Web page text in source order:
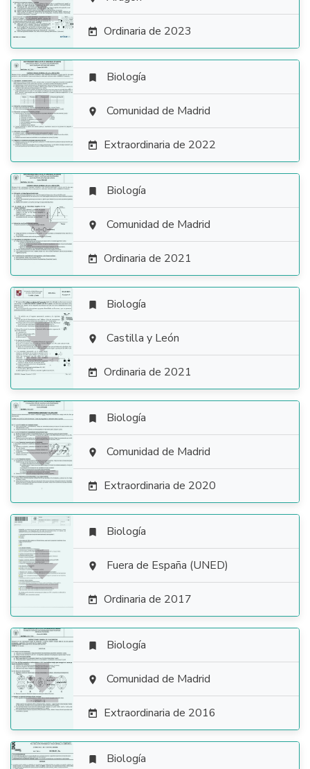
 Ordinaria de 2023

 Biología
 Comunidad de Madrid
 Extraordinaria de 2022

 Biología
 Comunidad de Madrid
 Ordinaria de 2021

 Biología
 Castilla y León
 Ordinaria de 2021

 Biología
 Comunidad de Madrid
 Extraordinaria de 2020

 Biología
 Fuera de España (UNED)
 Ordinaria de 2017

 Biología
 Comunidad de Madrid
 Extraordinaria de 2016
 Biología